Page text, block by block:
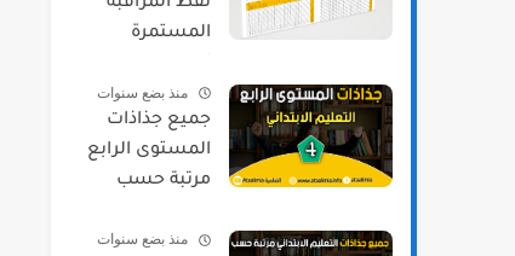
نقط المراقبة
المستمرة
المستويات
حسب مسار
منذ بضع سنوات
جميع جذاذات
المستوى الرابع
مرتبة حسب
2021/2022
منذ بضع سنوات